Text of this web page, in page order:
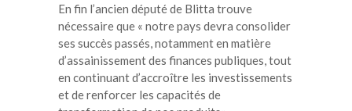
En fin l’ancien député de Blitta trouve
nécessaire que « notre pays devra consolider
ses succès passés, notamment en matière
d’assainissement des finances publiques, tout
en continuant d’accroître les investissements
et de renforcer les capacités de